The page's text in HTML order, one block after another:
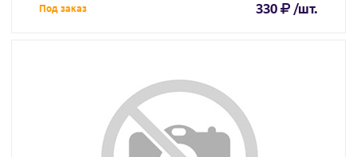
Под заказ 330 /шт.